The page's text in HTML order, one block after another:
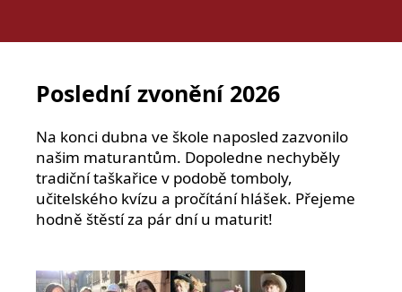
Poslední zvonění 2026
Na konci dubna ve škole naposled zazvonilo
našim maturantům. Dopoledne nechyběly
tradiční taškařice v podobě tomboly,
učitelského kvízu a pročítání hlášek. Přejeme
hodně štěstí za pár dní u maturit!